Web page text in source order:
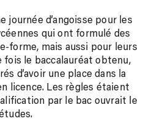
journée d’angoisse pour les
qui ont formulé des
forme, mais aussi pour leurs
fois le baccalauréat obtenu,
d’avoir une place dans la
licence. Les règles étaient
par le bac ouvrait le